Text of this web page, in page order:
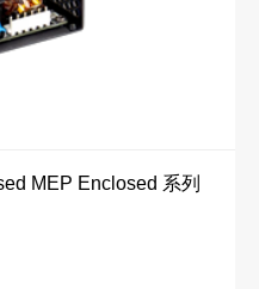
MEP Enclosed 系列